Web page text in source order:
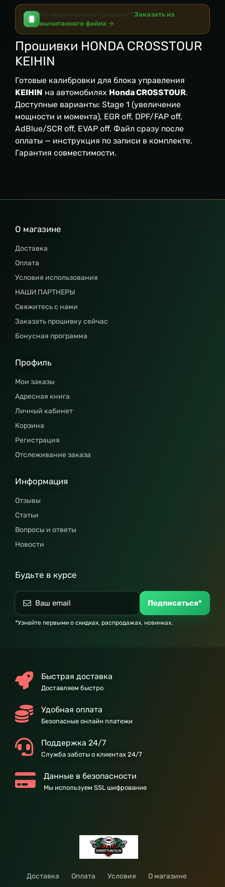
Не нашли нужную прошивку? Заказать из
вычитанного файла →
Прошивки HONDA СROSSTOUR
KEIHIN
Готовые калибровки для блока управления
KEIHIN на автомобилях Honda СROSSTOUR.
Доступные варианты: Stage 1 (увеличение
мощности и момента), EGR off, DPF/FAP off,
AdBlue/SCR off, EVAP off. Файл сразу после
оплаты — инструкция по записи в комплекте.
Гарантия совместимости.
О магазине
Доставка
Оплата
Условия использования
НАШИ ПАРТНЕРЫ
Свяжитесь с нами
Заказать прошивку сейчас
Бонусная программа
Профиль
Мои заказы
Адресная книга
Личный кабинет
Корзина
Регистрация
Отслеживание заказа
Информация
Отзывы
Статьи
Вопросы и ответы
Новости
Будьте в курсе
Подписаться*
*Узнайте первыми о скидках, распродажах, новинках.
Быстрая доставка
Доставляем быстро
Удобная оплата
Безопасные онлайн платежи
Поддержка 24/7
Служба заботы о клиентах 24/7
Данные в безопасности
Мы используем SSL шифрование
Доставка Оплата Условия
О магазине